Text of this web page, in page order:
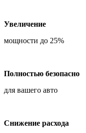
Увеличение
мощности до 25%
Полностью безопасно
для вашего авто
Снижение расхода